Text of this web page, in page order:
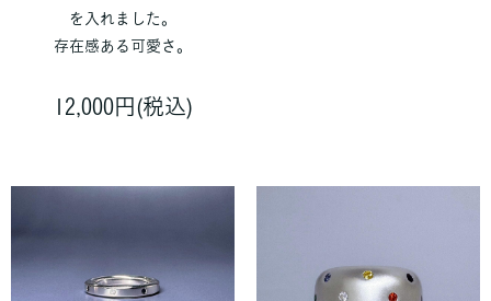
を入れました。
存在感ある可愛さ。
12,000円(税込)